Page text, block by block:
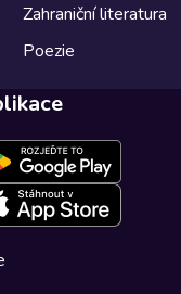
Zahraniční literatura
Poezie